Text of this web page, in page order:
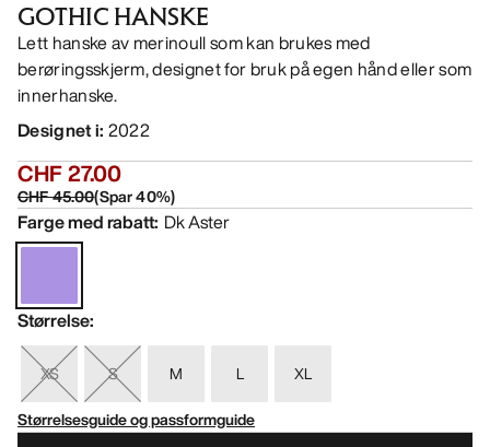
GOTHIC HANSKE
Lett hanske av merinoull som kan brukes med
berøringsskjerm, designet for bruk på egen hånd eller som
innerhanske.
Designet i: 2022
CHF 27.00
CHF 45.00(Spar40%)
Farge med rabatt: Dk Aster
Størrelse:
XS S M L
XL
Størrelsesguide og passformguide